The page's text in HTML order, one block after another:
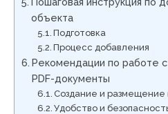
объекта
Подготовка
Процесс добавления
Рекомендации по работе
PDF-документы
Создание и размещение
Удобство и